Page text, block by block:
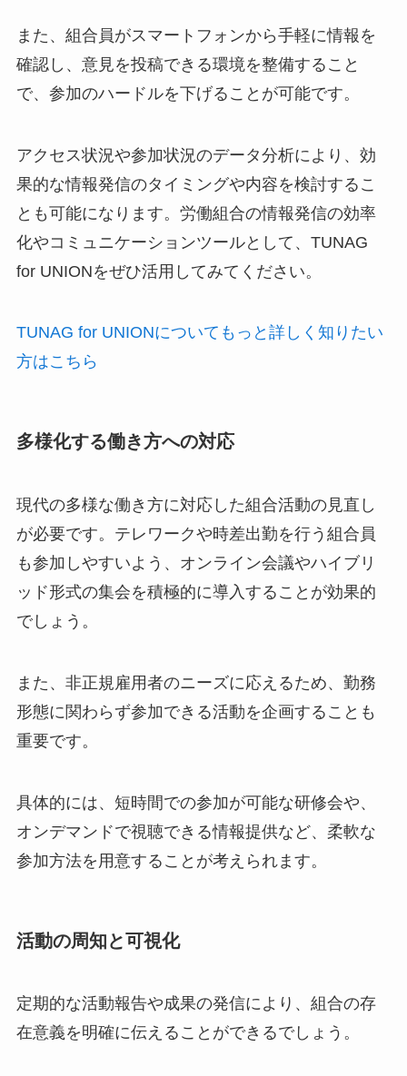
また、組合員がスマートフォンから手軽に情報を
確認し、意見を投稿できる環境を整備すること
で、参加のハードルを下げることが可能です。
アクセス状況や参加状況のデータ分析により、効
果的な情報発信のタイミングや内容を検討するこ
とも可能になります。労働組合の情報発信の効率
化やコミュニケーションツールとして、TUNAG
for UNIONをぜひ活用してみてください。
TUNAG for UNIONについてもっと詳しく知りたい
方はこちら
多様化する働き方への対応
現代の多様な働き方に対応した組合活動の見直し
が必要です。テレワークや時差出勤を行う組合員
も参加しやすいよう、オンライン会議やハイブリ
ッド形式の集会を積極的に導入することが効果的
でしょう。
また、非正規雇用者のニーズに応えるため、勤務
形態に関わらず参加できる活動を企画することも
重要です。
具体的には、短時間での参加が可能な研修会や、
オンデマンドで視聴できる情報提供など、柔軟な
参加方法を用意することが考えられます。
活動の周知と可視化
定期的な活動報告や成果の発信により、組合の存
在意義を明確に伝えることができるでしょう。